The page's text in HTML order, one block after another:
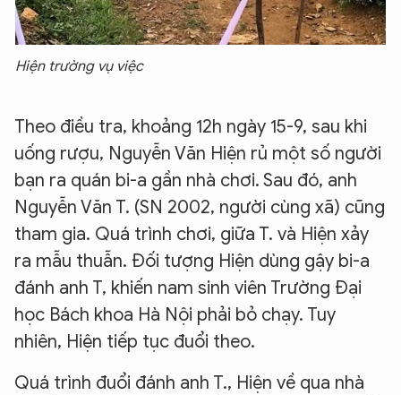
Hiện trường vụ việc
Theo điều tra, khoảng 12h ngày 15-9, sau khi
uống rượu, Nguyễn Văn Hiện rủ một số người
bạn ra quán bi-a gần nhà chơi. Sau đó, anh
Nguyễn Văn T. (SN 2002, người cùng xã) cũng
tham gia. Quá trình chơi, giữa T. và Hiện xảy
ra mẫu thuẫn. Đối tượng Hiện dùng gậy bi-a
đánh anh T, khiến nam sinh viên Trường Đại
học Bách khoa Hà Nội phải bỏ chạy. Tuy
nhiên, Hiện tiếp tục đuổi theo.
Quá trình đuổi đánh anh T., Hiện về qua nhà